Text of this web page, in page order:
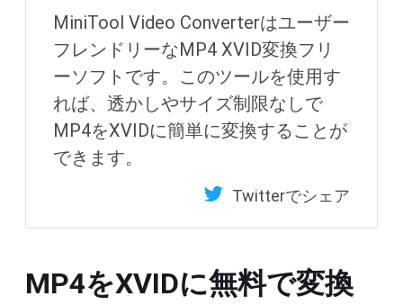
MiniTool Video Converterはユーザー
フレンドリーなMP4 XVID変換フリ
ーソフトです。このツールを使用す
れば、透かしやサイズ制限なしで
MP4をXVIDに簡単に変換することが
できます。
Twitterでシェア
MP4をXVIDに無料で変換